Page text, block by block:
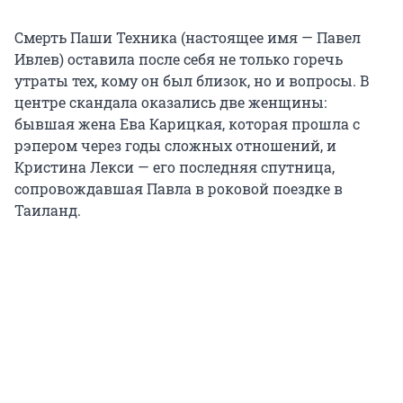
Смерть Паши Техника (настоящее имя — Павел
Ивлев) оставила после себя не только горечь
утраты тех, кому он был близок, но и вопросы. В
центре скандала оказались две женщины:
бывшая жена Ева Карицкая, которая прошла с
рэпером через годы сложных отношений, и
Кристина Лекси — его последняя спутница,
сопровождавшая Павла в роковой поездке в
Таиланд.